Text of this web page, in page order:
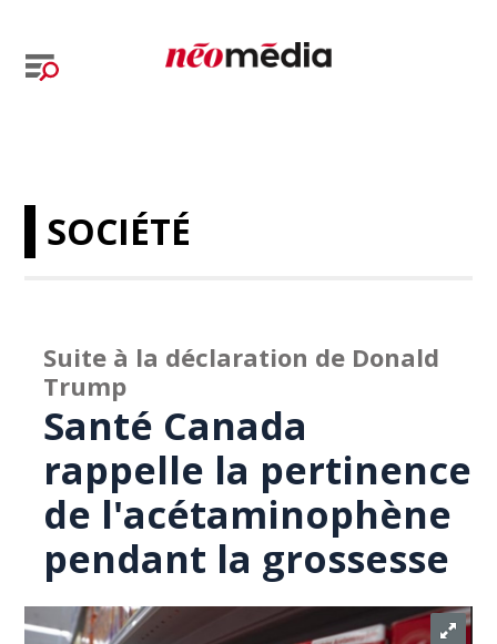
SOCIÉTÉ
Suite à la déclaration de Donald
Trump
Santé Canada
rappelle la pertinence
de l'acétaminophène
pendant la grossesse